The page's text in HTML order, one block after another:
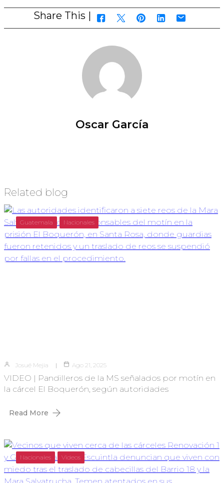
Share This |
Oscar García
Related blog
Guatemala Nacionales
Josué Mejia Ago 21, 2025
VIDEO | Pandilleros de la MS señalados por motín en
la cárcel El Boquerón, según autoridades
Read More
Nacionales Videos